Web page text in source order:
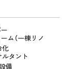
ム（一棟リノ
化
タント
備